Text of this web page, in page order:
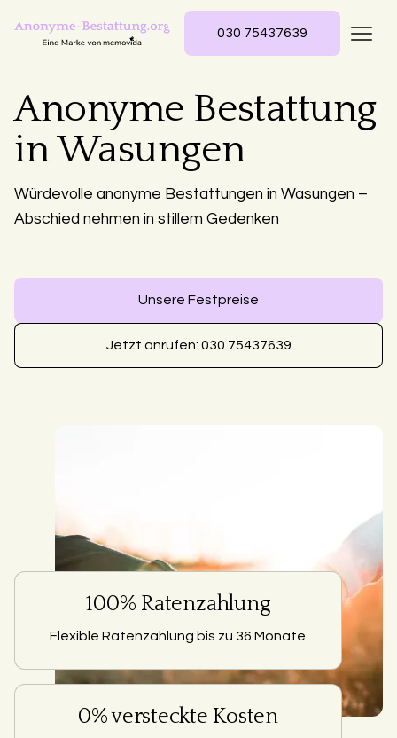
030 75437639
Anonyme Bestattung
in Wasungen
Würdevolle anonyme Bestattungen in Wasungen –
Abschied nehmen in stillem Gedenken
Unsere Festpreise
Jetzt anrufen: 030 75437639
100% Ratenzahlung
Flexible Ratenzahlung bis zu 36 Monate
0% versteckte Kosten